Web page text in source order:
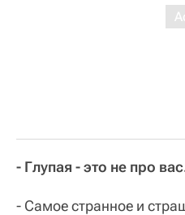
- Глупая - это не про
- Самое странное и